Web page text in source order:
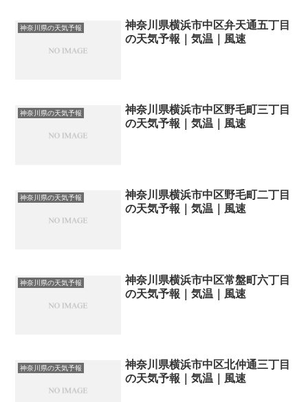
神奈川県の天気予報
神奈川県横浜市中区弁天通五丁目
の天気予報｜気温｜風速
神奈川県の天気予報
神奈川県横浜市中区野毛町三丁目
の天気予報｜気温｜風速
神奈川県の天気予報
神奈川県横浜市中区野毛町二丁目
の天気予報｜気温｜風速
神奈川県の天気予報
神奈川県横浜市中区常盤町六丁目
の天気予報｜気温｜風速
神奈川県の天気予報
神奈川県横浜市中区北仲通三丁目
の天気予報｜気温｜風速